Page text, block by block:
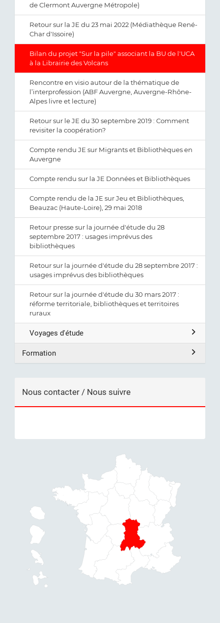
de Clermont Auvergne Métropole)
Retour sur la JE du 23 mai 2022 (Médiathèque René-
Char d'Issoire)
Bilan du projet "Sur la pile" associant la BU de l'UCA
à la Librairie des Volcans
Rencontre en visio autour de la thématique de
l’interprofession (ABF Auvergne, Auvergne-Rhône-
Alpes livre et lecture)
Retour sur le JE du 30 septembre 2019 : Comment
revisiter la coopération?
Compte rendu JE sur Migrants et Bibliothèques en
Auvergne
Compte rendu sur la JE Données et Bibliothèques
Compte rendu de la JE sur Jeu et Bibliothèques,
Beauzac (Haute-Loire), 29 mai 2018
Retour presse sur la journée d'étude du 28
septembre 2017 : usages imprévus des
bibliothèques
Retour sur la journée d'étude du 28 septembre 2017 :
usages imprévus des bibliothèques
Retour sur la journée d'étude du 30 mars 2017 :
réforme territoriale, bibliothèques et territoires
ruraux
Voyages d'étude
Formation
Nous contacter / Nous suivre